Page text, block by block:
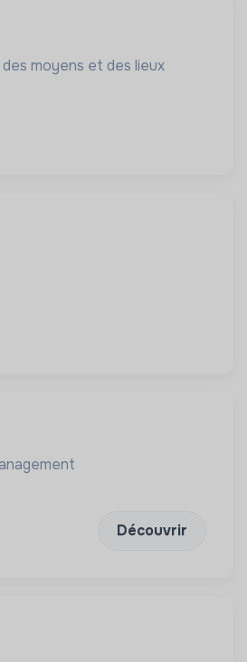
moyens et des lieux
Découvrir